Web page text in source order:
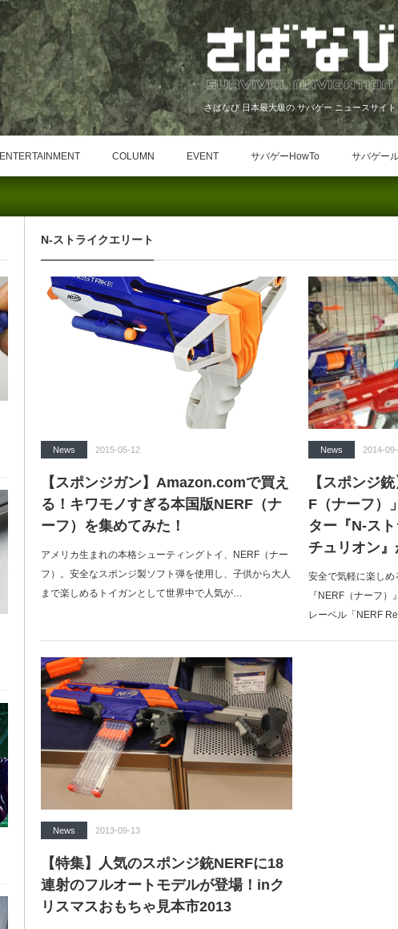
さばなび 日本最大級の サバゲー ニュースサイト
ENTERTAINMENT COLUMN EVENT サバゲーHowTo サバゲー
N-ストライクエリート
News 2015-05-12
【スポンジガン】Amazon.comで買え
る！キワモノすぎる本国版NERF（ナ
ーフ）を集めてみた！
アメリカ生まれの本格シューティングトイ、NERF（ナー
フ）。安全なスポンジ製ソフト弾を使用し、子供から大人
まで楽しめるトイガンとして世界中で人気が…
News 2014-
【スポンジ
F（ナーフ）
ター『N-ス
チュリオン』
安全で気軽に楽し
『NERF（ナーフ
レーベル「NERF
News 2013-09-13
【特集】人気のスポンジ銃NERFに18
連射のフルオートモデルが登場！inク
リスマスおもちゃ見本市2013